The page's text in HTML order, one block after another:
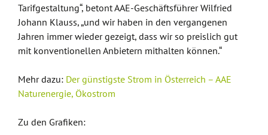
Tarifgestaltung“, betont AAE-Geschäftsführer Wilfried
Johann Klauss, „und wir haben in den vergangenen
Jahren immer wieder gezeigt, dass wir so preislich gut
mit konventionellen Anbietern mithalten können.“
Mehr dazu: Der günstigste Strom in Österreich – AAE
Naturenergie, Ökostrom
Zu den Grafiken: